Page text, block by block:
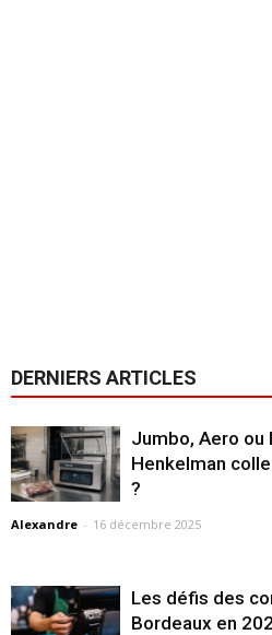
DERNIERS ARTICLES
Jumbo, Aero ou
Henkelman
?
Alexandre - 16 décembre 2025
Les défis des
Bordeaux en